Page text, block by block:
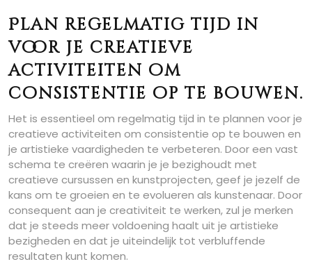
Plan regelmatig tijd in
voor je creatieve
activiteiten om
consistentie op te bouwen.
Het is essentieel om regelmatig tijd in te plannen voor je
creatieve activiteiten om consistentie op te bouwen en
je artistieke vaardigheden te verbeteren. Door een vast
schema te creëren waarin je je bezighoudt met
creatieve cursussen en kunstprojecten, geef je jezelf de
kans om te groeien en te evolueren als kunstenaar. Door
consequent aan je creativiteit te werken, zul je merken
dat je steeds meer voldoening haalt uit je artistieke
bezigheden en dat je uiteindelijk tot verbluffende
resultaten kunt komen.